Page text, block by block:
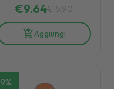
Base di Camomilla Flacone
€9.64€15.90
Aggiungi
9%